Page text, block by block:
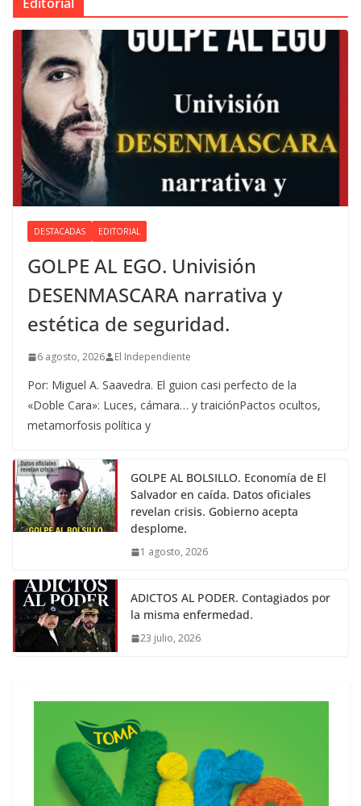
Editorial
DESTACADAS EDITORIAL
GOLPE AL EGO. Univisión
DESENMASCARA narrativa y
estética de seguridad.
6 agosto, 2026 El Independiente
Por: Miguel A. Saavedra. El guion casi perfecto de la
«Doble Cara»: Luces, cámara… y traiciónPactos ocultos,
metamorfosis política y
GOLPE AL BOLSILLO. Economía de El
Salvador en caída. Datos oficiales
revelan crisis. Gobierno acepta
desplome.
1 agosto, 2026
ADICTOS AL PODER. Contagiados por
la misma enfermedad.
23 julio, 2026